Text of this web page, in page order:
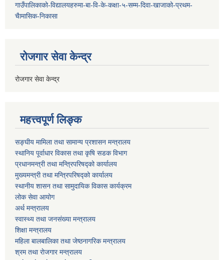
गाउँपालिकाको-विद्यालयहरुमा-बा-वि-के-कक्षा-५-सम्म-दिवा-खाजाको-प्रथम-
चैामासिक-निकासा
रोजगार सेवा केन्द्र
रोजगार सेवा केन्द्र
महत्त्वपूर्ण लिङ्क
सङ्घीय मामिला तथा सामान्य प्रशासन मन्त्रालय
स्थानिय पूर्वाधार विकास तथा कृषि सडक विभाग
प्रधानमन्त्री तथा मन्त्रिपरिषद्को कार्यालय
मुख्यमन्त्री तथा मन्त्रिपरिषद्को कार्यालय
स्थानीय शासन तथा सामुदायिक विकास कार्यक्रम
लोक सेवा आयोग
अर्थ मन्त्रालय
स्वास्थ्य तथा जनस‌ंख्या मन्त्रालय
शिक्षा मन्त्रालय
महिला बालबालिका तथा जेष्ठनागरिक मन्त्रालय
श्रम तथा राेजगार मन्त्रालय